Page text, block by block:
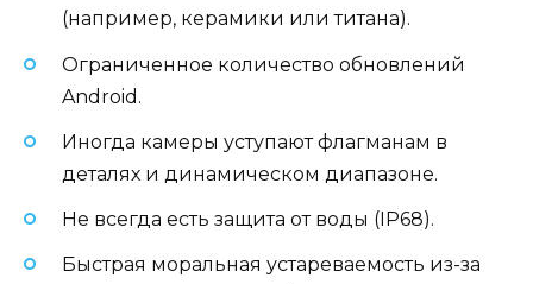
(например, керамики или титана).
Ограниченное количество обновлений
Android.
Иногда камеры уступают флагманам в
деталях и динамическом диапазоне.
Не всегда есть защита от воды (IP68).
Быстрая моральная устареваемость из-за